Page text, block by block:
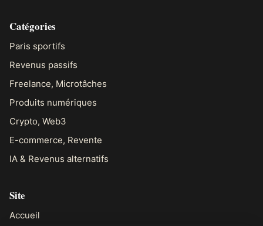
Catégories
Paris sportifs
Revenus passifs
Freelance, Microtâches
Produits numériques
Crypto, Web3
E-commerce, Revente
IA & Revenus alternatifs
Site
Accueil